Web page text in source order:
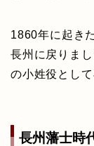
1860年に起き
長州に戻りま
の小姓役とし
長州藩士時